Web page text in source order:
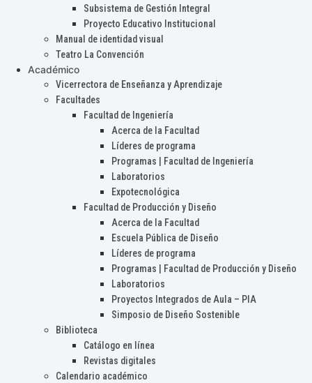
Subsistema de Gestión Integral
Proyecto Educativo Institucional
Manual de identidad visual
Teatro La Convención
Académico
Vicerrectora de Enseñanza y Aprendizaje
Facultades
Facultad de Ingeniería
Acerca de la Facultad
Líderes de programa
Programas | Facultad de Ingeniería
Laboratorios
Expotecnológica
Facultad de Producción y Diseño
Acerca de la Facultad
Escuela Pública de Diseño
Líderes de programa
Programas | Facultad de Producción y Diseño
Laboratorios
Proyectos Integrados de Aula – PIA
Simposio de Diseño Sostenible
Biblioteca
Catálogo en línea
Revistas digitales
Calendario académico